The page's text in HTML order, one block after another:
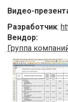
Видео-
Разработчик:
Вендор:
Группа